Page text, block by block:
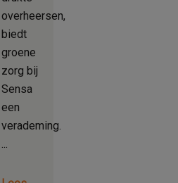
overheersen,
biedt
groene
zorg bij
Sensa
een
verademing.